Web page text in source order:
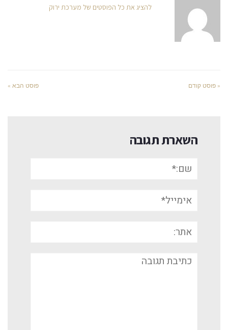
להציג את כל הפוסטים של מערכת ירוק
« פוסט קודם פוסט הבא »
השארת תגובה
אימייל*
תגובה